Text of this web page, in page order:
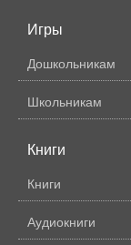
Игры
Дошкольникам
Школьникам
Книги
Книги
Аудиокниги